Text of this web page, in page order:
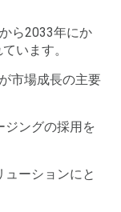
ら2033年にか
います。
市場成長の主要
ジングの採用を
ューションにと